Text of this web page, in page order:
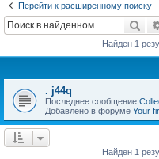
Перейти к расширенному поиску
Найден 1
. j44q
Последнее сообщение
Добавлено в форуме Your
Найден 1